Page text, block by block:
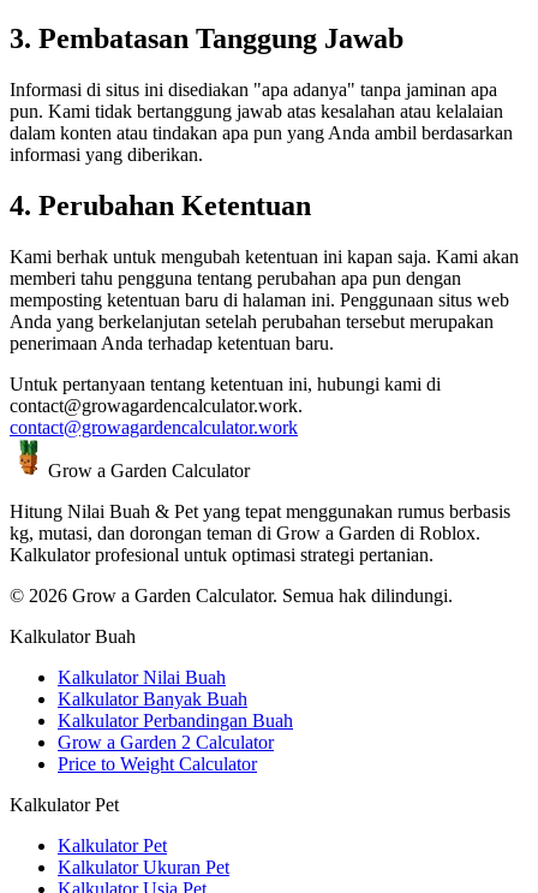
3. Pembatasan Tanggung Jawab
Informasi di situs ini disediakan "apa adanya" tanpa jaminan apa
pun. Kami tidak bertanggung jawab atas kesalahan atau kelalaian
dalam konten atau tindakan apa pun yang Anda ambil berdasarkan
informasi yang diberikan.
4. Perubahan Ketentuan
Kami berhak untuk mengubah ketentuan ini kapan saja. Kami akan
memberi tahu pengguna tentang perubahan apa pun dengan
memposting ketentuan baru di halaman ini. Penggunaan situs web
Anda yang berkelanjutan setelah perubahan tersebut merupakan
penerimaan Anda terhadap ketentuan baru.
Untuk pertanyaan tentang ketentuan ini, hubungi kami di
contact@growagardencalculator.work.
contact@growagardencalculator.work
Grow a Garden Calculator
Hitung Nilai Buah & Pet yang tepat menggunakan rumus berbasis
kg, mutasi, dan dorongan teman di Grow a Garden di Roblox.
Kalkulator profesional untuk optimasi strategi pertanian.
© 2026 Grow a Garden Calculator. Semua hak dilindungi.
Kalkulator Buah
Kalkulator Nilai Buah
Kalkulator Banyak Buah
Kalkulator Perbandingan Buah
Grow a Garden 2 Calculator
Price to Weight Calculator
Kalkulator Pet
Kalkulator Pet
Kalkulator Ukuran Pet